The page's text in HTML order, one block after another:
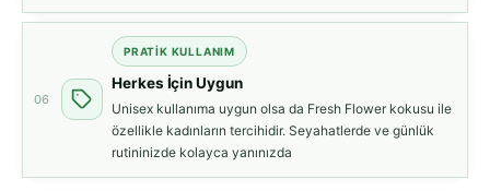
06
PRATIK KULLANIM
Herkes İçin Uygun
Unisex kullanıma uygun olsa da Fresh Flower kokusu ile
özellikle kadınların tercihidir. Seyahatlerde ve günlük
rutininizde kolayca yanınızda